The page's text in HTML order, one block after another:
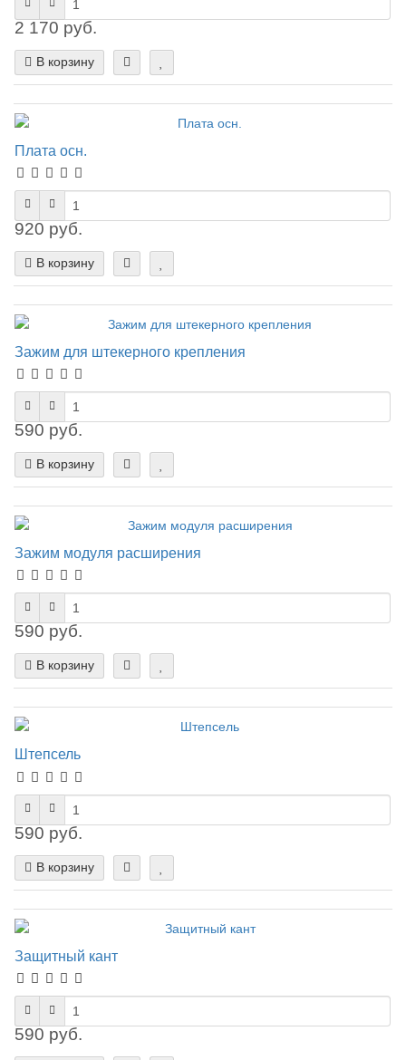
2 170 руб.
В корзину
Плата осн.
920 руб.
В корзину
Зажим для штекерного крепления
590 руб.
В корзину
Зажим модуля расширения
590 руб.
В корзину
Штепсель
590 руб.
В корзину
Защитный кант
590 руб.